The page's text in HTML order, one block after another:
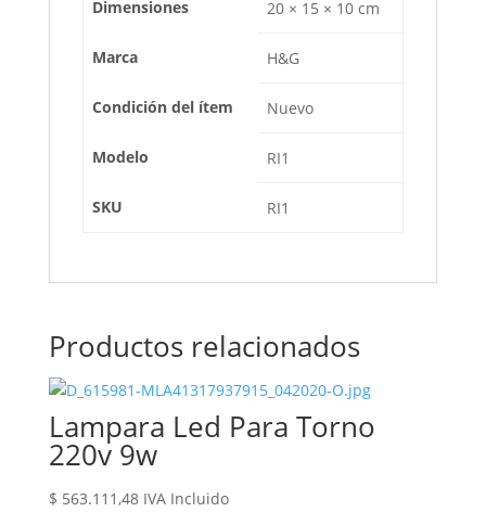
Dimensiones 20 × 15 × 10 cm
Marca H&G
Condición del ítem Nuevo
Modelo RI1
SKU RI1
Productos relacionados
Lampara Led Para Torno
220v 9w
$ 563.111,48 IVA Incluido